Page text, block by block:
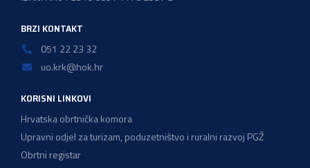
BRZI KONTAKT
051 22 23 32
uo.krk@hok.hr
KORISNI LINKOVI
Hrvatska obrtnička komora
Upravni odjel za turizam, poduzetništvo i ruralni razvoj PGŽ
Obrtni registar